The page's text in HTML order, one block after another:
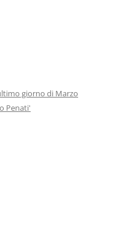
giorno di Marzo
Penati'